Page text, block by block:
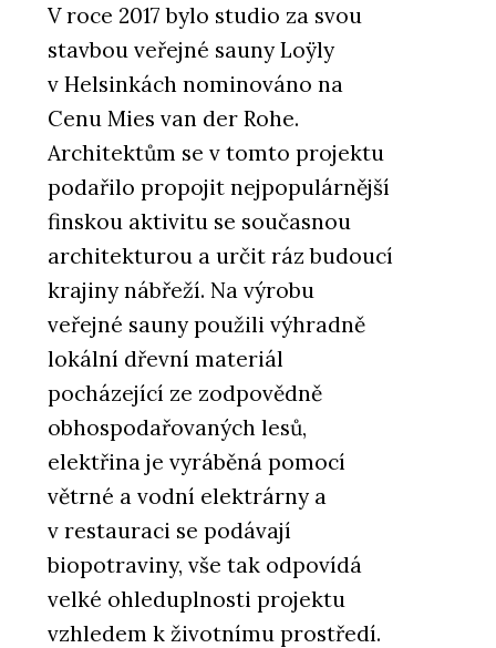
V roce 2017 bylo studio za svou
stavbou veřejné sauny Loÿly
v Helsinkách nominováno na
Cenu Mies van der Rohe.
Architektům se v tomto projektu
podařilo propojit nejpopulárnější
finskou aktivitu se současnou
architekturou a určit ráz budoucí
krajiny nábřeží. Na výrobu
veřejné sauny použili výhradně
lokální dřevní materiál
pocházející ze zodpovědně
obhospodařovaných lesů,
elektřina je vyráběná pomocí
větrné a vodní elektrárny a
v restauraci se podávají
biopotraviny, vše tak odpovídá
velké ohleduplnosti projektu
vzhledem k životnímu prostředí.